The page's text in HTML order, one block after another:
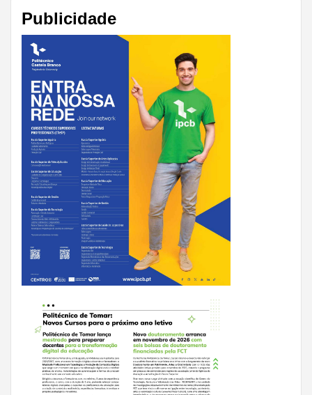
Publicidade